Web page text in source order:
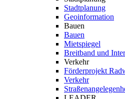
Stadtplanung
Geoinformation
Bauen
Bauen
Mietspiegel
Breitband und
Verkehr
Förderprojekt
Verkehr